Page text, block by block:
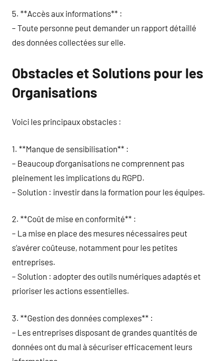
5. **Accès aux informations** :
– Toute personne peut demander un rapport détaillé
des données collectées sur elle.
Obstacles et Solutions pour les
Organisations
Voici les principaux obstacles :
1. **Manque de sensibilisation** :
– Beaucoup d’organisations ne comprennent pas
pleinement les implications du RGPD.
– Solution : investir dans la formation pour les équipes.
2. **Coût de mise en conformité** :
– La mise en place des mesures nécessaires peut
s’avérer coûteuse, notamment pour les petites
entreprises.
– Solution : adopter des outils numériques adaptés et
prioriser les actions essentielles.
3. **Gestion des données complexes** :
– Les entreprises disposant de grandes quantités de
données ont du mal à sécuriser efficacement leurs